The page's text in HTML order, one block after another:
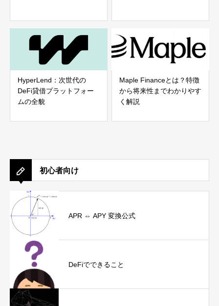
HyperLend：次世代の
DeFi貸借プラットフォー
ムの全貌
Maple Financeとは？特徴
から将来性までわかりやす
く解説
初心者向け
APR ⇔ APY 変換公式
DeFiでできること